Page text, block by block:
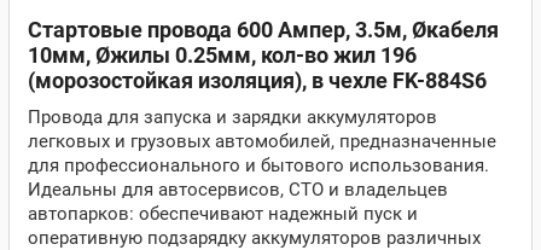
Стартовые провода 600 Aмпер, 3.5м, Øкабеля
10мм, Øжилы 0.25мм, кол-во жил 196
(морозостойкая изоляция), в чехле FK-884S6
Провода для запуска и зарядки аккумуляторов
легковых и грузовых автомобилей, предназначенные
для профессионального и бытового использования.
Идеальны для автосервисов, СТО и владельцев
автопарков: обеспечивают надежный пуск и
оперативную подзарядку аккумуляторов различных